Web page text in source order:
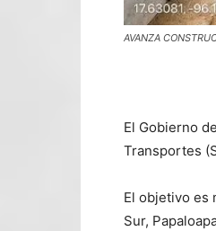
AVANZA
El Gobierno
Transportes
El objetivo es
Sur,